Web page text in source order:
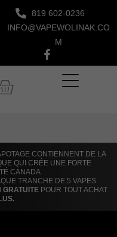
819 602-0236
INFO@VAPEWOLINAK.CO
M
CONTIENNENT DE LA
QUI CRÉE UNE FORTE
CANADA
TRANCHE DE 5 VAPES
GRATUITEPOUR TOUT ACHAT